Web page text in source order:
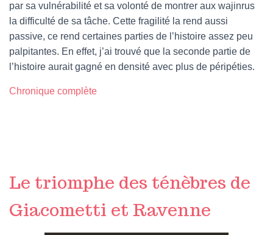
par sa vulnérabilité et sa volonté de montrer aux wajinrus
la difficulté de sa tâche. Cette fragilité la rend aussi
passive, ce rend certaines parties de l’histoire assez peu
palpitantes. En effet, j’ai trouvé que la seconde partie de
l’histoire aurait gagné en densité avec plus de péripéties.
Chronique complète
Le triomphe des ténèbres de
Giacometti et Ravenne